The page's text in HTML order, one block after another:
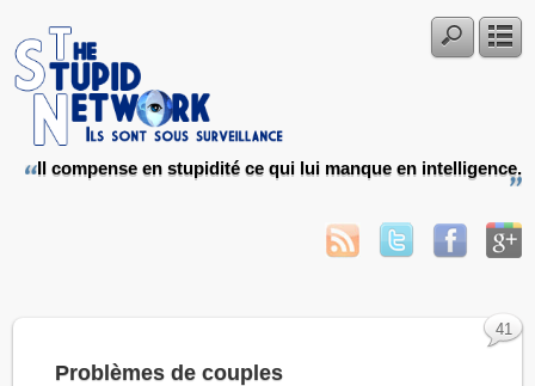
Il compense en stupidité ce qui lui manque en intelligence.
Problèmes de couples
41